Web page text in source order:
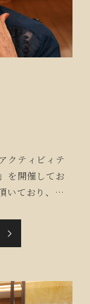
クティビィテ
を開催してお
いており、
しそうにされ